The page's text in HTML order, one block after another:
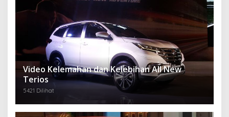
Video Kelemahan dan Kelebihan All New
Terios
5421 Dilihat